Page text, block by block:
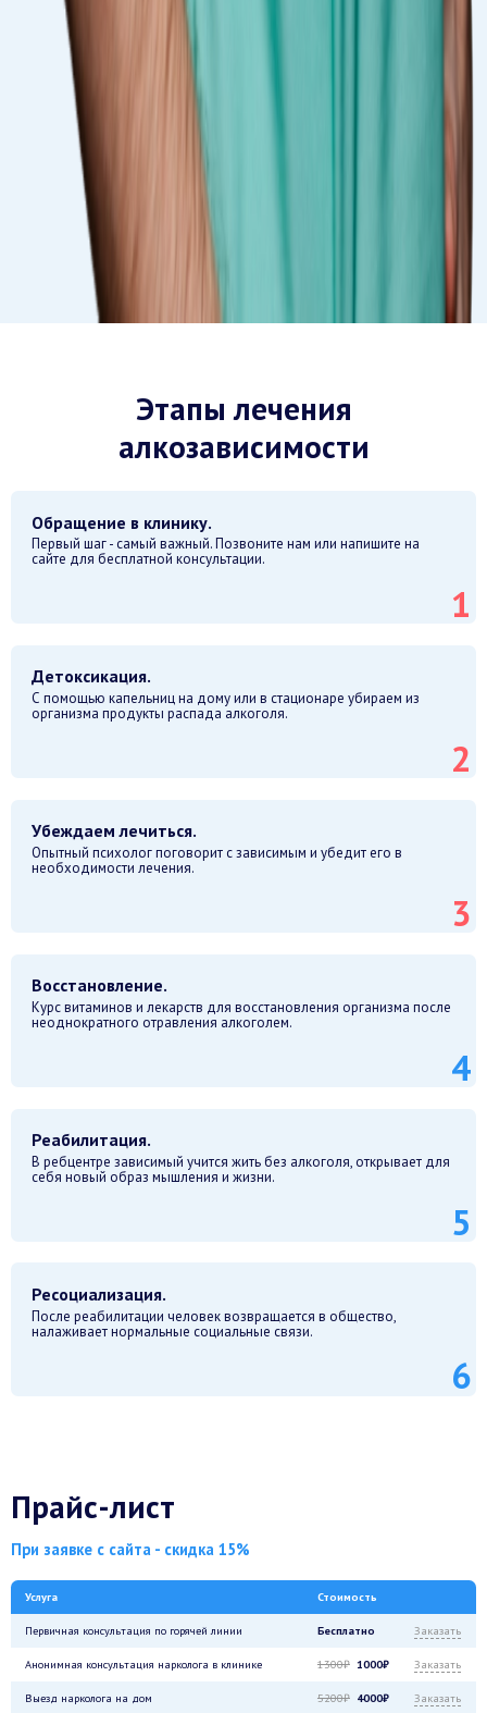
Этапы лечения
алкозависимости
Обращение в клинику.
Первый шаг - самый важный. Позвоните нам или напишите на
сайте для бесплатной консультации.
Детоксикация.
С помощью капельниц на дому или в стационаре убираем из
организма продукты распада алкоголя.
Убеждаем лечиться.
Опытный психолог поговорит с зависимым и убедит его в
необходимости лечения.
Восстановление.
Курс витаминов и лекарств для восстановления организма после
неоднократного отравления алкоголем.
Реабилитация.
В ребцентре зависимый учится жить без алкоголя, открывает для
себя новый образ мышления и жизни.
Ресоциализация.
После реабилитации человек возвращается в общество,
налаживает нормальные социальные связи.
Прайс-лист
При заявке с сайта - скидка 15%
Услуга Стоимость
Первичная консультация по горячей линии Бесплатно Заказать
Анонимная консультация нарколога в клинике 1300₽ 1000₽ Заказать
Выезд нарколога на дом 5200₽ 4000₽ Заказать